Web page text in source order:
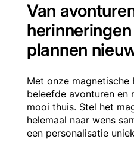
Van
plannen
Met onze
beleefde avonturen en
mooi thuis. Stel het
helemaal naar wens
een personalisatie